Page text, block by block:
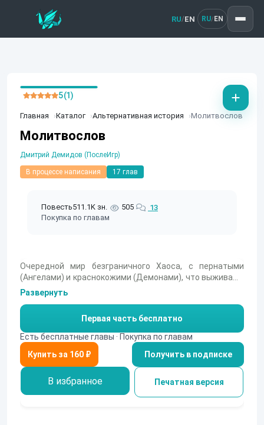
RU/EN RU/ EN
Главная Каталог Альтернативная история Молитвослов
Молитвослов
Дмитрий Демидов (ПослеИгр)
В процессе написания 17 глав
Повесть511.1K зн. 505
13
Покупка по главам
5 (1)
Очередной мир безграничного Хаоса, с пернатыми
(Ангелами) и краснокожими (Демонами), что выживают
наравне с людьми в отсутствии высших применяя свои
силы для сдерживания захватчиков из других миров.
Но, что будет если Хаос решит поиграть даже с
высшими расами? В один момент лишив Пернатых и
Краснокожих привычных с рождения сил и уровняв со
смертными.
Развернуть
Первая часть бесплатно
Есть бесплатные главы · Покупка по главам
Получить в подписке
В избранное Печатная версия